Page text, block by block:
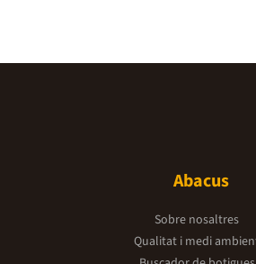
Abacus
Sobre nosaltres
Qualitat i medi